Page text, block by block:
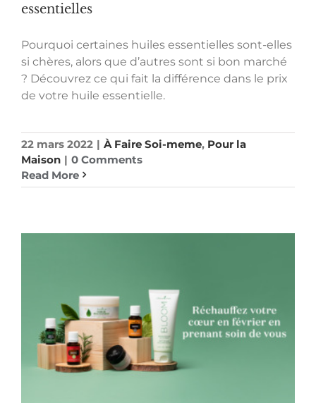
essentielles
Pourquoi certaines huiles essentielles sont-elles
si chères, alors que d’autres sont si bon marché
? Découvrez ce qui fait la différence dans le prix
de votre huile essentielle.
22 mars 2022 | À Faire Soi-meme, Pour la
Maison | 0 Comments
Read More